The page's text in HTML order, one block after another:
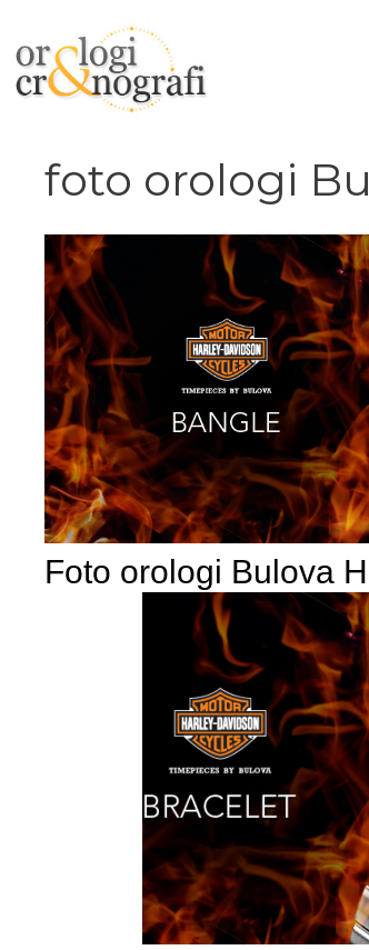
contenuto
foto orologi
Foto orologi Bulova